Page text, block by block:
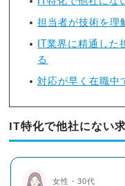
担当者が技術を理
IT業界に精通し
る
対応が早く在職中
IT特化で他社にない
女性・30代